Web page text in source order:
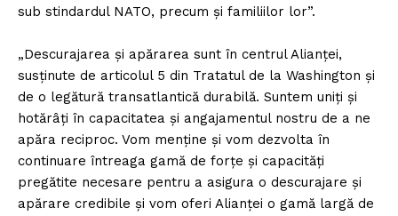
sub stindardul NATO, precum şi familiilor lor”.
„Descurajarea şi apărarea sunt în centrul Alianţei,
susţinute de articolul 5 din Tratatul de la Washington şi
de o legătură transatlantică durabilă. Suntem uniţi şi
hotărâţi în capacitatea şi angajamentul nostru de a ne
apăra reciproc. Vom menţine şi vom dezvolta în
continuare întreaga gamă de forţe şi capacităţi
pregătite necesare pentru a asigura o descurajare şi
apărare credibile şi vom oferi Alianţei o gamă largă de